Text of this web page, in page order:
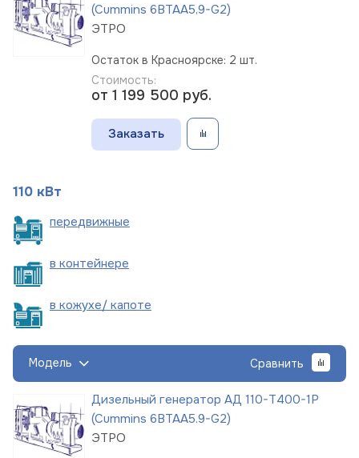
(Cummins 6BTAA5,9-G2)
ЭТРО
Остаток в Красноярске: 2 шт.
Стоимость:
от 1 199 500 руб.
Заказать
110 кВт
передвижные
в контейнере
в кожухе/ капоте
Модель Сравнить
Дизельный генератор АД 110-Т400-1Р
(Cummins 6BTAA5.9-G2)
ЭТРО